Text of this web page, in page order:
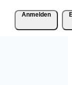
Anmelden